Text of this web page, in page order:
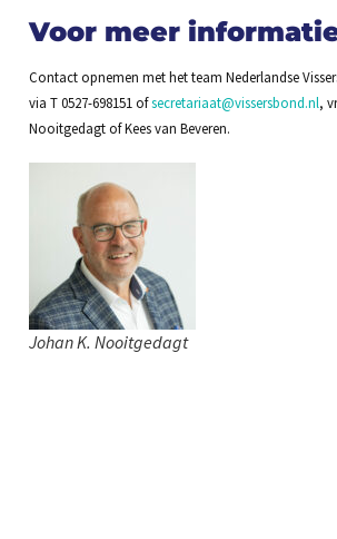
Voor meer
Contact opnemen met het team Nederlandse
via T 0527-698151 ofsecretariaat@vissersbond.nl,
Nooitgedagt of Kees van Beveren.
Johan K. Nooitgedagt